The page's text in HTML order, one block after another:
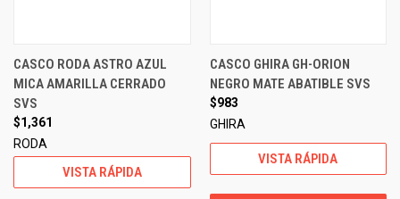
CASCO RODA ASTRO AZUL
MICA AMARILLA CERRADO
SVS
$1,361
RODA
VISTA RÁPIDA
CASCO GHIRA GH-ORION
NEGRO MATE ABATIBLE SVS
$983
GHIRA
VISTA RÁPIDA